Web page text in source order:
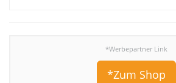
*Werbepartner Link
*Zum Shop